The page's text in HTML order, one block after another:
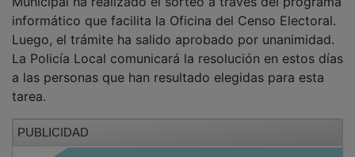
informático que facilita la Oficina del Censo Electoral.
Luego, el trámite ha salido aprobado por unanimidad.
La Policía Local comunicará la resolución en estos días
a las personas que han resultado elegidas para esta
tarea.